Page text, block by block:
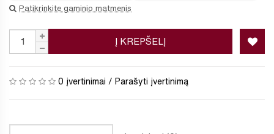
Patikrinkite gaminio matmenis
Į KREPŠELĮ
0 įvertinimai / Parašyti įvertinimą